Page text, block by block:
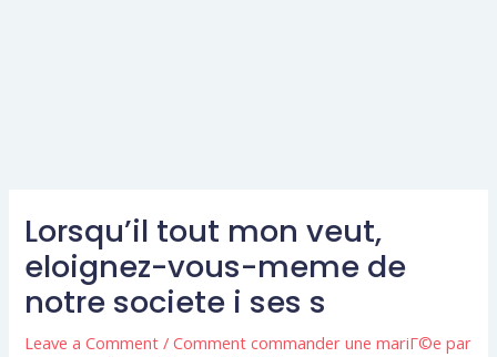
Lorsqu’il tout mon veut,
eloignez-vous-meme de
notre societe i ses s
Leave a Comment /Comment commander une mariГ©e par